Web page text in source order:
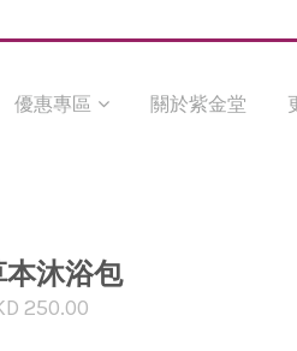
優惠專區 關於紫金堂
本沐浴包
250.00